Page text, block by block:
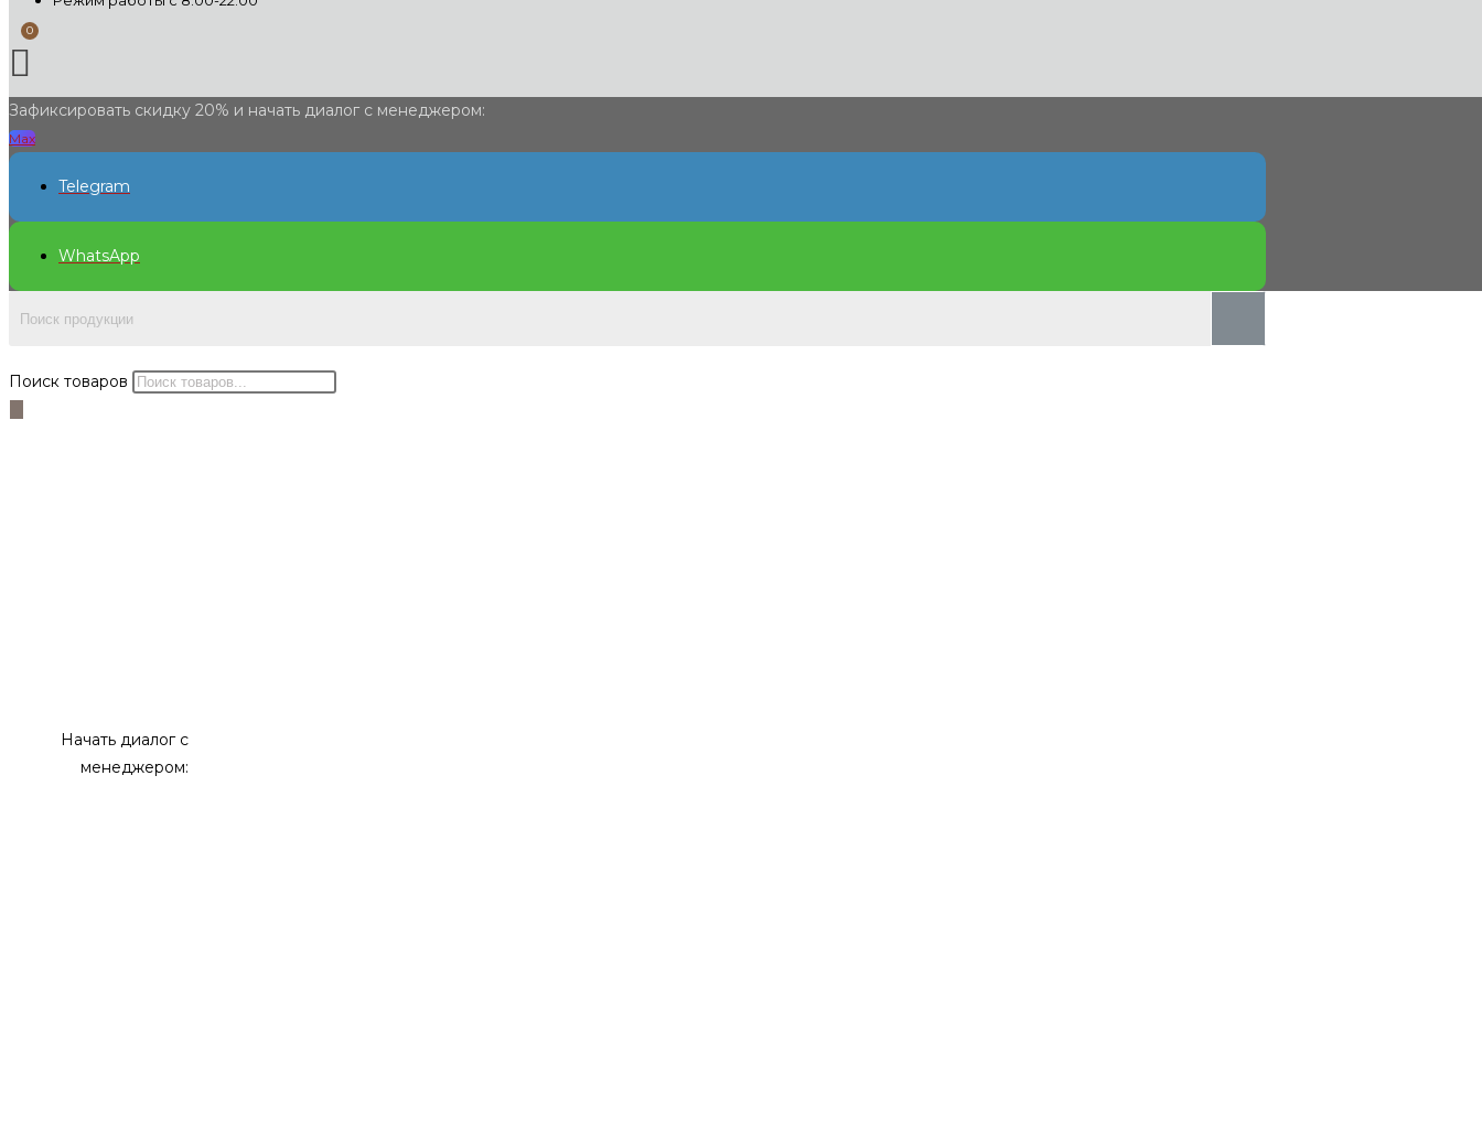
Зафиксировать скидку 20% и начать диалог с менеджером:
Max
Telegram
WhatsApp
Поиск товаров
Начать диалог с
менеджером: